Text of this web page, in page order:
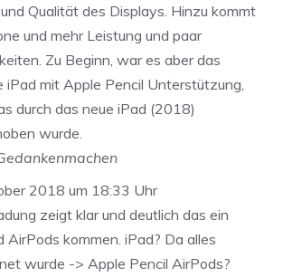
Qualität des Displays. Hinzu kommt
und mehr Leistung und paar
Zu Beginn, war es aber das
iPad mit Apple Pencil Unterstützung,
durch das neue iPad (2018)
wurde.
2018 um 18:33 Uhr
zeigt klar und deutlich das ein
AirPods kommen. iPad? Da alles
wurde -> Apple Pencil AirPods?